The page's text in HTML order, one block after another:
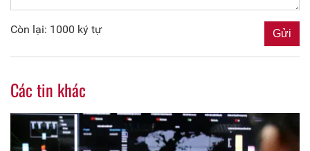
Còn lại: 1000 ký tự
Các tin khác